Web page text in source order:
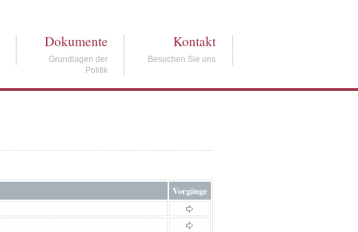
Dokumente
Grundlagen der
Politik
Kontakt
Besuchen Sie uns
Vorgänge